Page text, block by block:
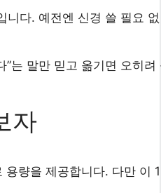
다. 예전엔 신경 쓸 필요
는 말만 믿고 옮기면 오히
자
용량을 제공합니다. 다만 이